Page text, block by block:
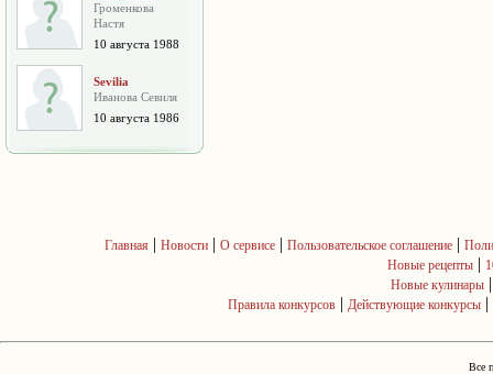
Громенкова
Настя
10 августа 1988
Sevilia
Иванова Севиля
10 августа 1986
Главная | Новости| О сервисе| Пользовательское соглашение|
Новые рецепты |
Новые кулинары
Правила конкурсов | Действующие конкурсы |
Все